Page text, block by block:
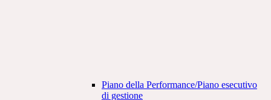
Piano della Performance/Piano esecutivo
di gestione